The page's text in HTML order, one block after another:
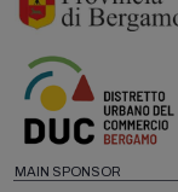
MAIN SPONSOR